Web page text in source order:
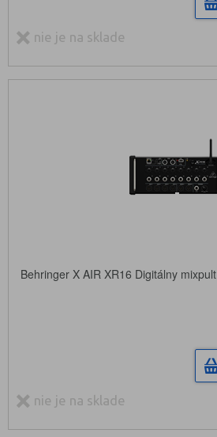
nie je na sklade
Behringer X AIR XR16 Digitálny mixpult
nie je na sklade